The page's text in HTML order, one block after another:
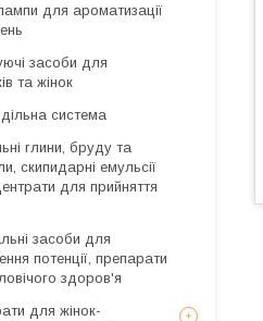
для ароматизації
засоби для
та жінок
система
глини, бруду та
скипидарні емульсії
для прийняття
засоби для
потенції, препарати
здоров'я
для жінок-